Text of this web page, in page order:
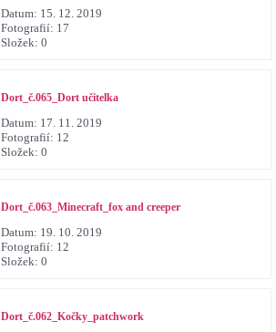
Datum: 15. 12. 2019
Fotografií: 17
Složek: 0
Dort_č.065_Dort učitelka
Datum: 17. 11. 2019
Fotografií: 12
Složek: 0
Dort_č.063_Minecraft_fox and creeper
Datum: 19. 10. 2019
Fotografií: 12
Složek: 0
Dort_č.062_Kočky_patchwork